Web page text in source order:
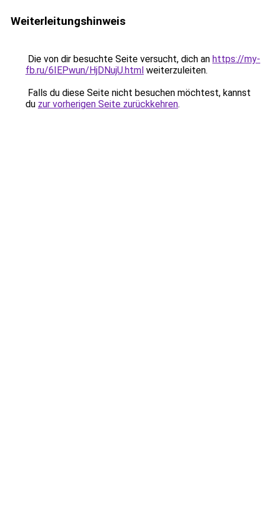
Weiterleitungshinweis
Die von dir besuchte Seite versucht, dich an https://my-
fb.ru/6IEPwun/HjDNujU.html weiterzuleiten.
Falls du diese Seite nicht besuchen möchtest, kannst
du zur vorherigen Seite zurückkehren.